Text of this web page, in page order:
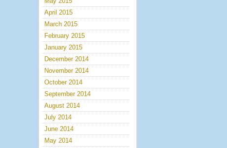
April 2015
March 2015
February 2015
January 2015
December 2014
November 2014
October 2014
September 2014
August 2014
July 2014
June 2014
May 2014